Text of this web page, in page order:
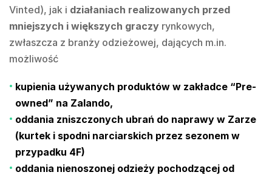
Vinted), jak i działaniach realizowanych przed
mniejszych i większych graczy rynkowych,
zwłaszcza z branży odzieżowej, dających m.in.
możliwość
kupienia używanych produktów w zakładce “Pre-
owned” na Zalando,
oddania zniszczonych ubrań do naprawy w Zarze
(kurtek i spodni narciarskich przez sezonem w
przypadku 4F)
oddania nienoszonej odzieży pochodzącej od